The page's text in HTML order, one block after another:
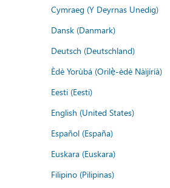
Cymraeg (Y Deyrnas Unedig)
Dansk (Danmark)
Deutsch (Deutschland)
Èdè Yorùbá (Orilẹ̀-èdè Nàìjíríà)
Eesti (Eesti)
English (United States)
Español (España)
Euskara (Euskara)
Filipino (Pilipinas)